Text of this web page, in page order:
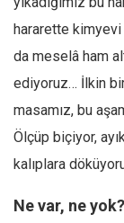
hararette kimyevi
da meselâ ham
ediyoruz… İlkin bir
masamız, bu
Ölçüp biçiyor,
kalıplara
Ne var, ne yok?